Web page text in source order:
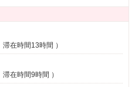
滞在時間13時間 ）
滞在時間9時間 ）